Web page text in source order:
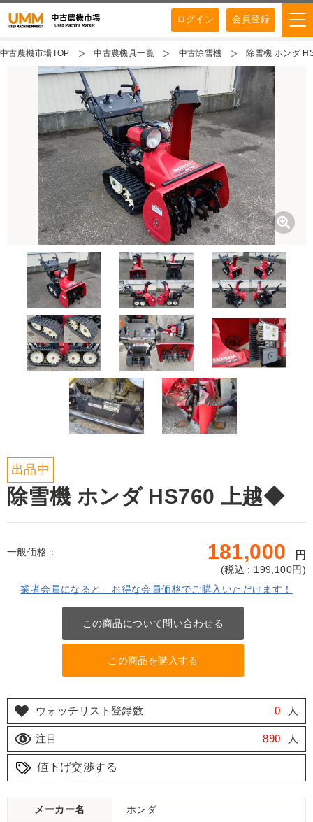
ログイン 会員登録
中古農機市場TOP 中古農機具一覧 中古除雪機 除雪機 ホンダ
出品中
除雪機 ホンダ HS760 上越◆
一般価格： 181,000 円
(税込 : 199,100円)
業者会員になると、お得な会員価格でご購入いただけます！
この商品について問い合わせる
この商品を購入する
ウォッチリスト登録数 0 人
注目 890 人
値下げ交渉する
メーカー名 ホンダ